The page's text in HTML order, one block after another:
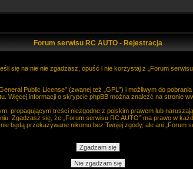
Forum serwisu RC AUTO - Rejestracja
się na nie nie zgadzasz, opuść i nie korzystaj z „Forum
Public License” (zwanej też „GPL”) i możliwym do
Więcej informacji o skrypcie phpBB można znaleźć na stronie
propagującym treści niezgodne z polskim prawem lub
Zgadzasz się, że „Forum serwisu RC AUTO” ma prawo w
przekazywane nikomu bez Twojej zgody, ale ani „Forum